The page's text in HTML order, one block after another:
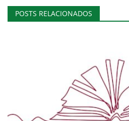
POSTS RELACIONADOS